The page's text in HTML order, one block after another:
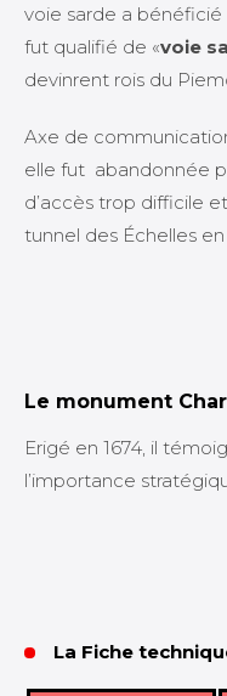
voie sarde a bénéficié
fut qualifié de «voie
devinrent rois du
Axe de
elle fut abandonnée
d’accès trop difficile
tunnel des Échelles
Le monument
Erigé en 1674, il
l’importance
La Fiche